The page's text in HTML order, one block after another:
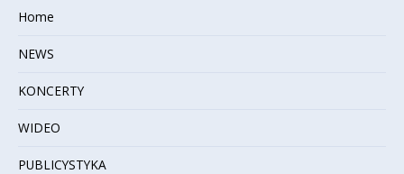
Home
NEWS
KONCERTY
WIDEO
PUBLICYSTYKA